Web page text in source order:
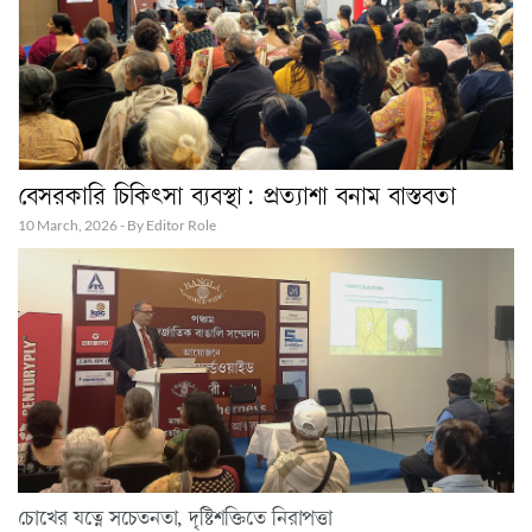
বেসরকারি চিকিৎসা ব্যবস্থা: প্রত্যাশা বনাম বাস্তবতা
10 March, 2026 - By Editor Role
চোখের যত্নে সচেতনতা, দৃষ্টিশক্তিতে নিরাপত্তা